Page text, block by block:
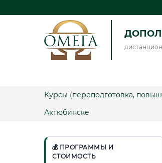
Курсы (переподготовка,
Актюбинске
💰 ПРОГРАММЫ И
СТОИМОСТЬ